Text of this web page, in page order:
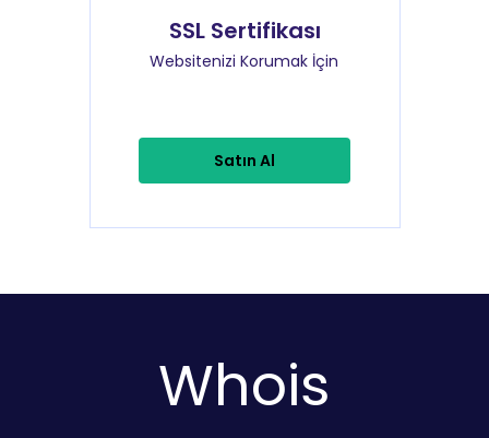
SSL Sertifikası
Websitenizi Korumak İçin
Satın Al
Whois